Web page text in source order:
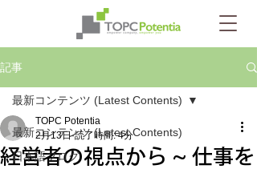
記事
最新コンテンツ (Latest Contents)
日本語ブログ
最新コンテンツ (Latest Contents)
経営者の視点から ~ 仕事を
TOPC Potentia
2月13日 読了時間: 4分